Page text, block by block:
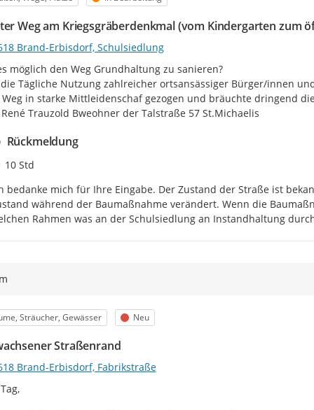
Weg am Kriegsgräberdenkmal (vom Kindergarten zum
Brand-Erbisdorf, Schulsiedlung
möglich den Weg Grundhaltung zu sanieren?
Tägliche Nutzung zahlreicher ortsansässiger Bürger/innen
in starke Mittleidenschaf gezogen und bräuchte dringend
Trauzold Bweohner der Talstraße 57 St.Michaelis
Rückmeldung
Zeitpunkt des Erstellens
10 Std
bedanke mich für Ihre Eingabe. Der Zustand der Straße ist
während der Baumaßnahme verändert. Wenn die
Rahmen was an der Schulsiedlung an Instandhaltung
Sträucher, Gewässer Status
Neu
Straßenrand
Brand-Erbisdorf, Fabrikstraße